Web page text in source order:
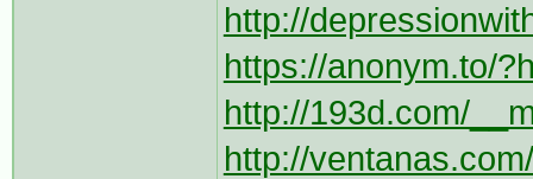
http://
https://anonym.to/
http://193d.com/
http://